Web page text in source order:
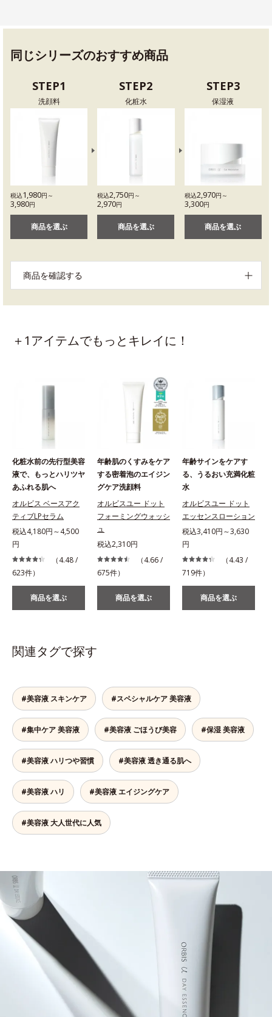
同じシリーズのおすすめ商品
STEP1
洗顔料
税込1,980円～
3,980円
商品を選ぶ
STEP2
化粧水
税込2,750円～
2,970円
商品を選ぶ
STEP3
保湿液
税込2,970円～
3,300円
商品を選ぶ
商品を確認する
＋1アイテムでもっとキレイに！
化粧水前の先行型美容
液で、もっとハリツヤ
あふれる肌へ
オルビス ベースアク
ティブLPセラム
税込4,180円～4,500
円
（4.48 /
623件）
商品を選ぶ
年齢肌のくすみをケア
する密着泡のエイジン
グケア洗顔料
オルビスユー ドット
フォーミングウォッシ
ュ
税込2,310円
（4.66 /
675件）
商品を選ぶ
年齢サインをケアす
る、うるおい充満化粧
水
オルビスユー ドット
エッセンスローション
税込3,410円～3,630
円
（4.43 /
719件）
商品を選ぶ
関連タグで探す
#美容液 スキンケア #スペシャルケア 美容液
#集中ケア 美容液 #美容液 ごほうび美容 #保湿 美容液
#美容液 ハリつや習慣 #美容液 透き通る肌へ
#美容液 ハリ #美容液 エイジングケア
#美容液 大人世代に人気